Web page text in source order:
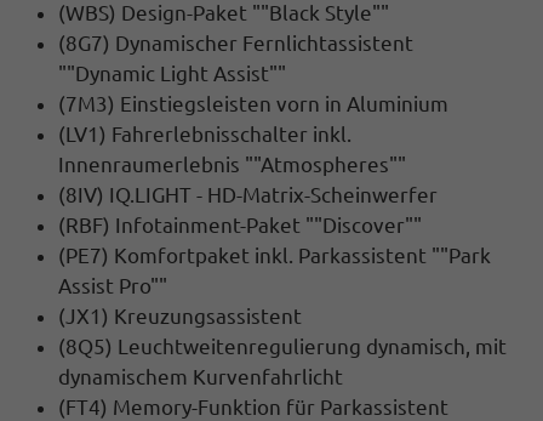
(WBS) Design-Paket ""Black Style""
(8G7) Dynamischer Fernlichtassistent
""Dynamic Light Assist""
(7M3) Einstiegsleisten vorn in Aluminium
(LV1) Fahrerlebnisschalter inkl.
Innenraumerlebnis ""Atmospheres""
(8IV) IQ.LIGHT - HD-Matrix-Scheinwerfer
(RBF) Infotainment-Paket ""Discover""
(PE7) Komfortpaket inkl. Parkassistent ""Park
Assist Pro""
(JX1) Kreuzungsassistent
(8Q5) Leuchtweitenregulierung dynamisch, mit
dynamischem Kurvenfahrlicht
(FT4) Memory-Funktion für Parkassistent